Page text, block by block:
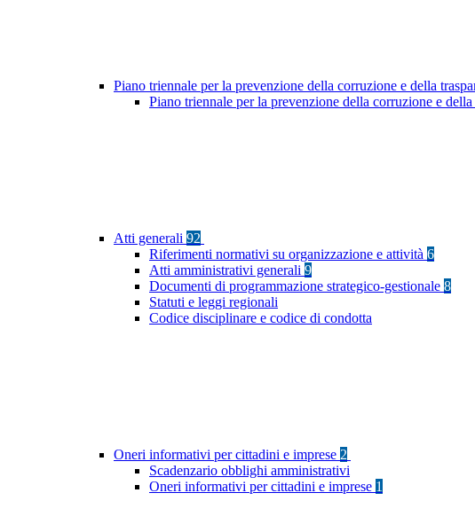
Piano triennale per la prevenzione della corruzione e della
Piano triennale per la prevenzione della corruzione e
Atti generali 92
Riferimenti normativi su organizzazione e attività 6
Atti amministrativi generali 9
Documenti di programmazione strategico-gestionale 8
Statuti e leggi regionali
Codice disciplinare e codice di condotta
Oneri informativi per cittadini e imprese 2
Scadenzario obblighi amministrativi
Oneri informativi per cittadini e imprese 1